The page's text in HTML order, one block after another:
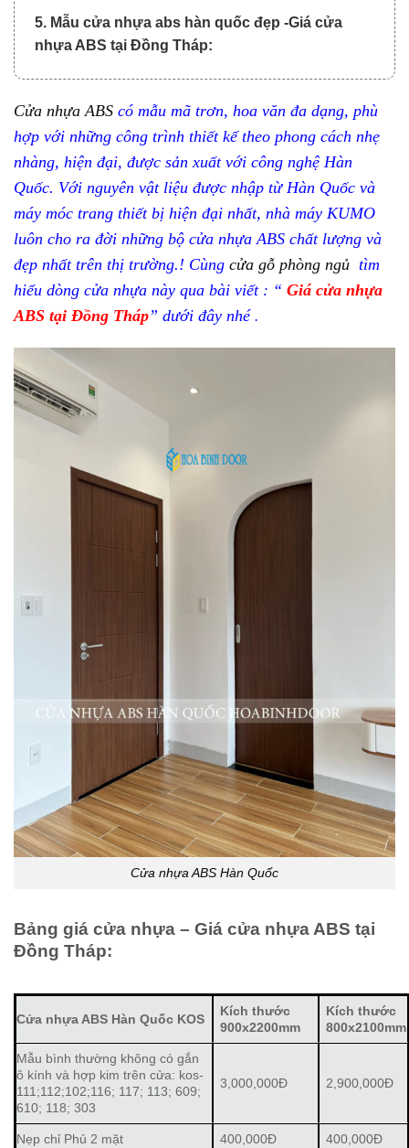
5. Mẫu cửa nhựa abs hàn quốc đẹp -Giá cửa
nhựa ABS tại Đồng Tháp:
Cửa nhựa ABS có mẫu mã trơn, hoa văn đa dạng, phù
hợp với những công trình thiết kế theo phong cách nhẹ
nhàng, hiện đại, được sản xuất với công nghệ Hàn
Quốc. Với nguyên vật liệu được nhập từ Hàn Quốc và
máy móc trang thiết bị hiện đại nhất, nhà máy KUMO
luôn cho ra đời những bộ cửa nhựa ABS chất lượng và
đẹp nhất trên thị trường.! Cùng cửa gỗ phòng ngủ tìm
hiểu dòng cửa nhựa này qua bài viết : “ Giá cửa nhựa
ABS tại Đồng Tháp” dưới đây nhé .
Cửa nhựa ABS Hàn Quốc
Bảng giá cửa nhựa – Giá cửa nhựa ABS tại
Đồng Tháp:
Cửa nhựa ABS Hàn Quốc KOS
Kích thước
900x2200mm
Kích thước
800x2100mm
Mẫu bình thường không có gắn
ô kính và hợp kim trên cửa: kos-
111;112;102;116; 117; 113; 609;
610; 118; 303
3,000,000Đ 2,900,000Đ
Nẹp chỉ Phủ 2 mặt 400,000Đ 400,000Đ